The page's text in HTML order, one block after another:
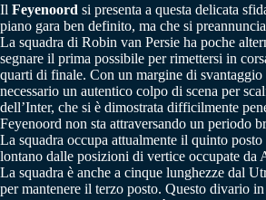
Il Feyenoord si presenta a questa delicata
piano gara ben definito, ma che si
La squadra di Robin van Persie ha poche
segnare il prima possibile per rimettersi in
quarti di finale. Con un margine di svantaggio
necessario un autentico colpo di scena per
dell’Inter, che si è dimostrata difficilmente
Feyenoord non sta attraversando un periodo
La squadra occupa attualmente il quinto
lontano dalle posizioni di vertice occupate da
La squadra è anche a cinque lunghezze dal
per mantenere il terzo posto. Questo divario